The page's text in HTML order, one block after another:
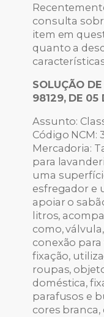
consulta
item em
quanto a
SOLUÇÃO
98129, DE 05
Assunto:
Código NCM:
Mercadoria:
para
uma
esfregador e
apoiar o
litros,
como,
conexão
fixação,
roupas,
doméstica,
parafusos e
cores branca,